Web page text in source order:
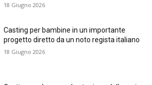
18 Giugno 2026
Casting per bambine in un importante
progetto diretto da un noto regista italiano
18 Giugno 2026